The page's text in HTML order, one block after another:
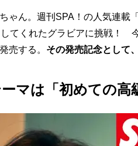
ん。週刊SPA！の人気連載
てくれたグラビアに挑戦！
売する。 その発売記念として
マは「初めての高